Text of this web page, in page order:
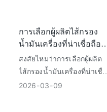
การเลือกผู้ผลิตไส้กรอง
น้ำมันเครื่องที่น่าเชื่อถือ
สำคัญแค่ไหน
สงสัยไหมว่าการเลือกผู้ผลิต
ไส้กรองน้ำมันเครื่องที่น่าเชื่อ
ถือสำคัญแค่ไหน? นี่คือคู่มือ
2026 03 09